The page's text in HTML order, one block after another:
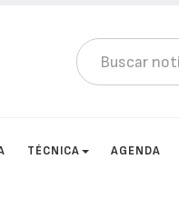
TÉCNICA AGENDA